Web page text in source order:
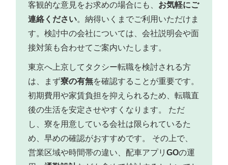
客観的な意見をお求めの場合にも、 お気軽にご
連絡ください。納得いくまでご利用いただけま
す。検討中の会社については、会社説明会や面
接対策も合わせてご案内いたします。
東京へ上京してタクシー転職を検討される方
は、まず寮の有無を確認することが重要です。
初期費用や家賃負担を抑えられるため、転職直
後の生活を安定させやすくなります。 ただ
し、寮を用意している会社は限られているた
め、早めの確認がおすすめです。 その上で、
営業区域や時間帯の違い、配車アプリGOの運